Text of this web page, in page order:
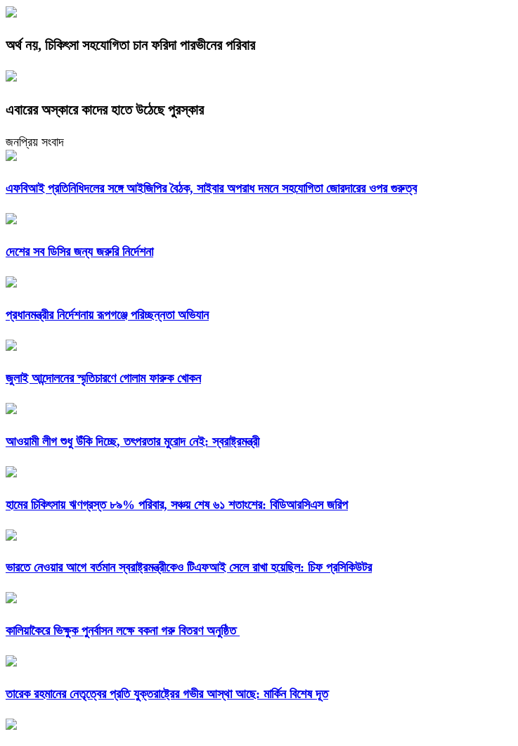
অর্থ নয়, চিকিৎসা সহযোগিতা চান ফরিদা পারভীনের পরিবার
এবারের অস্কারে কাদের হাতে উঠেছে পুরস্কার
জনপ্রিয় সংবাদ
এফবিআই প্রতিনিধিদলের সঙ্গে আইজিপির বৈঠক, সাইবার অপরাধ দমনে সহযোগিতা জোরদারের ওপর গুরুত্ব
দেশের সব ডিসির জন্য জরুরি নির্দেশনা
প্রধানমন্ত্রীর নির্দেশনায় রূপগঞ্জে পরিচ্ছন্নতা অভিযান
জুলাই আন্দোলনের স্মৃতিচারণে গোলাম ফারুক খোকন
আওয়ামী লীগ শুধু উঁকি দিচ্ছে, তৎপরতার মুরোদ নেই: স্বরাষ্ট্রমন্ত্রী
হামের চিকিৎসায় ঋণগ্রস্ত ৮৯% পরিবার, সঞ্চয় শেষ ৬১ শতাংশের: বিডিআরসিএস জরিপ
ভারতে নেওয়ার আগে বর্তমান স্বরাষ্ট্রমন্ত্রীকেও টিএফআই সেলে রাখা হয়েছিল: চিফ প্রসিকিউটর
কালিয়াকৈরে ভিক্ষুক পুনর্বাসন লক্ষে বকনা গরু বিতরণ অনুষ্ঠিত
তারেক রহমানের নেতৃত্বের প্রতি যুক্তরাষ্ট্রের গভীর আস্থা আছে: মার্কিন বিশেষ দূত